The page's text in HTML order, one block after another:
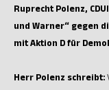
Ruprecht Polenz,
und Warner“ gegen
mit Aktion D für
Herr Polenz schreibt: